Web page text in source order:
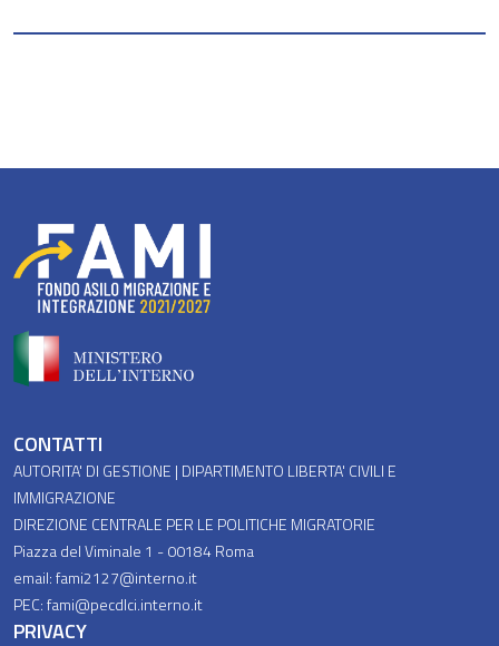
Piè di pagina
CONTATTI
AUTORITA' DI GESTIONE | DIPARTIMENTO LIBERTA' CIVILI E
IMMIGRAZIONE
DIREZIONE CENTRALE PER LE POLITICHE MIGRATORIE
Piazza del Viminale 1 - 00184 Roma
email: fami2127@interno.it
PEC: fami@pecdlci.interno.it
PRIVACY